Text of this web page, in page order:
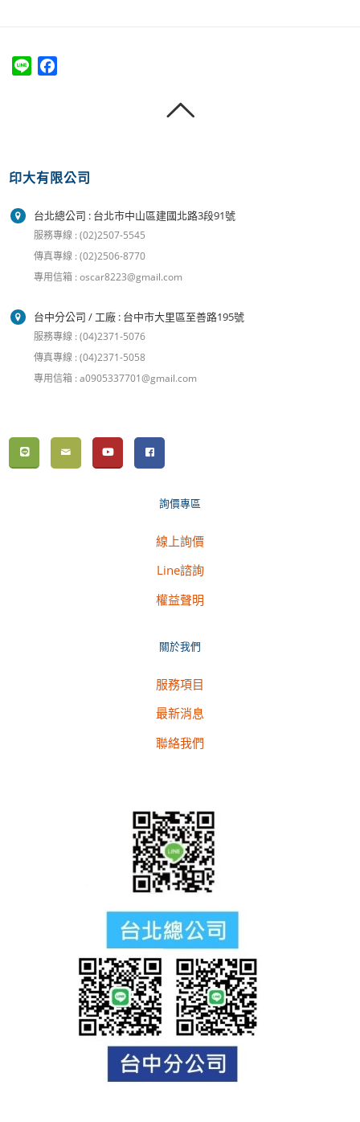
Line
印大有限公司
台北總公司 : 台北市中山區建國北路3段91號
服務專線 : (02)2507-5545
傳真專線 : (02)2506-8770
專用信箱 : oscar8223@gmail.com
台中分公司 / 工廠 : 台中市大里區至善路195號
服務專線 : (04)2371-5076
傳真專線 : (04)2371-5058
專用信箱 : a0905337701@gmail.com
詢價專區
線上詢價
Line諮詢
權益聲明
關於我們
服務項目
最新消息
聯絡我們